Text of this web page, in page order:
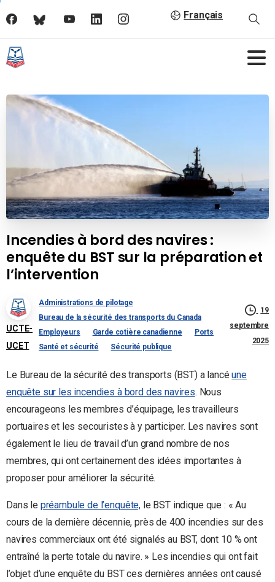
Français
Incendies à bord des navires :
enquête du BST sur la préparation et
l’intervention
UCTE-
UCET
Administrations de pilotage
Bureau de la sécurité des transports du Canada
Employeurs
Garde cotière canadienne
Ports
Santé et sécurité
Sécurité publique
19
septembre
2025
Le Bureau de la sécurité des transports (BST) a lancéune
enquête sur les incendies à bord des navires. Nous
encourageons les membres d’équipage, les travailleurs
portuaires et les secouristes à y participer. Les navires sont
également le lieu de travail d’un grand nombre de nos
membres, qui ont certainement des idées importantes à
proposer pour améliorer la sécurité.
Dans le préambule de l’enquête, le BST indique que : « Au
cours de la dernière décennie, près de 400 incendies sur des
navires commerciaux ont été signalés au BST, dont 10 % ont
entraîné la perte totale du navire. » Les incendies qui ont fait
l’objet d’une enquête du BST ces dernières années ont causé